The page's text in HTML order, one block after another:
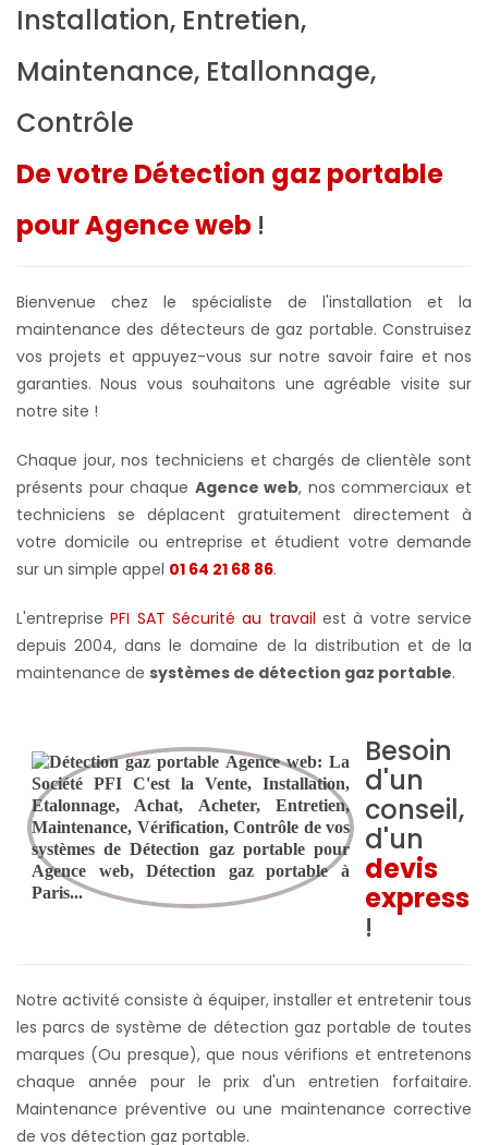
Installation, Entretien,
Maintenance, Etallonnage,
Contrôle
De votre Détection gaz portable
pour Agence web !
Bienvenue chez le spécialiste de l'installation et la
maintenance des détecteurs de gaz portable. Construisez
vos projets et appuyez-vous sur notre savoir faire et nos
garanties. Nous vous souhaitons une agréable visite sur
notre site !
Chaque jour, nos techniciens et chargés de clientèle sont
présents pour chaque Agence web, nos commerciaux et
techniciens se déplacent gratuitement directement à
votre domicile ou entreprise et étudient votre demande
sur un simple appel 01 64 21 68 86.
L'entreprisePFI SAT Sécurité au travail est à votre service
depuis 2004, dans le domaine de la distribution et de la
maintenance de systèmes de détection gaz portable.
Besoin
d'un
conseil,
d'un
devis
express
!
Notre activité consiste à équiper, installer et entretenir tous
les parcs de système de détection gaz portable de toutes
marques (Ou presque), que nous vérifions et entretenons
chaque année pour le prix d'un entretien forfaitaire.
Maintenance préventive ou une maintenance corrective
de vos détection gaz portable.